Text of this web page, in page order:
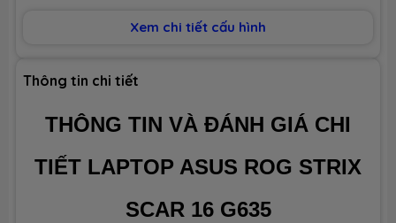
BỘ NHỚ MÁY (RAM)
Dung lượng
Công nghệ DDR5 5600MHz
Xem chi tiết cấu hình
Thông tin chi tiết
THÔNG TIN VÀ ĐÁNH GIÁ CHI
TIẾT LAPTOP ASUS ROG STRIX
SCAR 16 G635